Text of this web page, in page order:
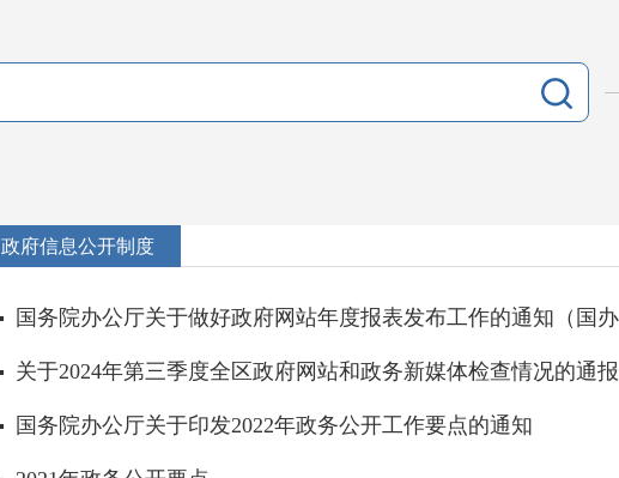
政府信息公开制度
关于2024年第三季度全区政府网站和政务新媒体检查情况的通报
国务院办公厅关于印发2022年政务公开工作要点的通知